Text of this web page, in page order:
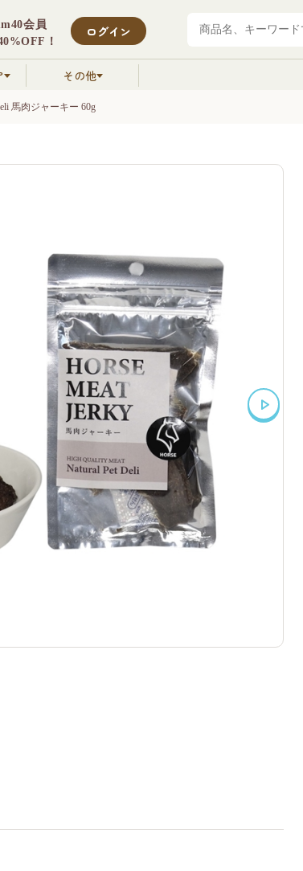
会員
！
ログイン
その他
馬肉ジャーキー 60g